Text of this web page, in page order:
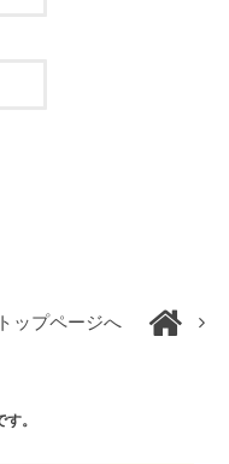
トップページへ
。